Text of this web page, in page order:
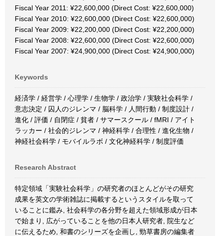
Fiscal Year 2011: ¥22,600,000 (Direct Cost: ¥22,600,000)
Fiscal Year 2010: ¥22,600,000 (Direct Cost: ¥22,600,000)
Fiscal Year 2009: ¥22,200,000 (Direct Cost: ¥22,200,000)
Fiscal Year 2008: ¥22,600,000 (Direct Cost: ¥22,600,000)
Fiscal Year 2007: ¥24,900,000 (Direct Cost: ¥24,900,000)
Keywords
経済学 / 経営学 / 心理学 / 生物学 / 政治学 / 実験社会科学 /
意志決定 / 囚人のジレンマ / 脳科学 / 人間行動 / 制度設計 /
進化 / 評価 / 自閉症 / 貧者 / サマースクール / fMRI / アイト
ラッカー / 社会的ジレンマ / 神経科学 / 合理性 / 進化生物 /
神経社会科学 / モバイルラボ / 文化神経科学 / 制度評価
Research Abstract
特定領域「実験社会科学」の研究者のほとんどがその研究
成果を英文の学術雑誌に掲載するというスタイルを取って
いることに鑑み, 社会科学の各分野を超えた領域形成が日本
で始まり, 広がっていることを他の日本人研究者, 院生など
に伝えるため, 和書のシリーズを企画し, 勁草書房の編集者